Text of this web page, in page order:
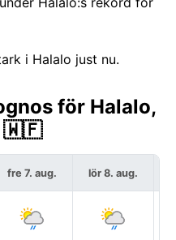
i Halalo just nu.
för Halalo,
🇼🇫
fre 7. aug. lör 8. aug.